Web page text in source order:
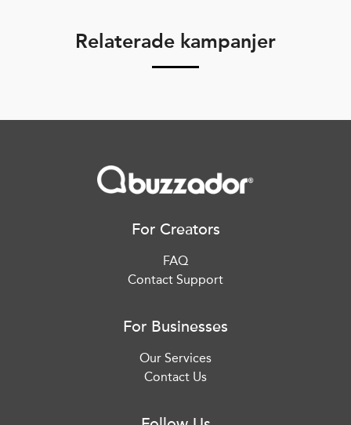
Relaterade kampanjer
For Creators
FAQ
Contact Support
For Businesses
Our Services
Contact Us